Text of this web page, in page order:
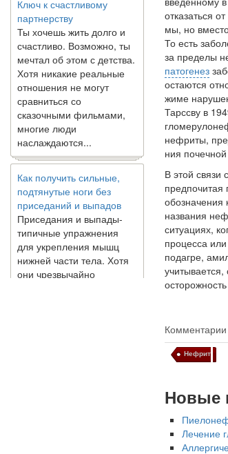
партнерству
Ты хочешь жить долго и
счастливо. Возможно, ты
мечтал об этом с детства.
Хотя никакие реальные
отношения не могут
сравниться со
сказочными фильмами,
многие люди
наслаждаются...
Как получить сильные,
подтянутые ноги без
приседаний и выпадов
Приседания и выпады-
типичные упражнения
для укрепления мышц
нижней части тела. Хотя
они чрезвычайно
распространены, они не
отказаться
мы, но
То есть
за пределы
патогенез
остаются
жиме
Тарссву в
нефриты,
ния
В этой связи
обозначения
названия
ситуациях,
процесса
подагре,
Нефрит
Новые
Лечение